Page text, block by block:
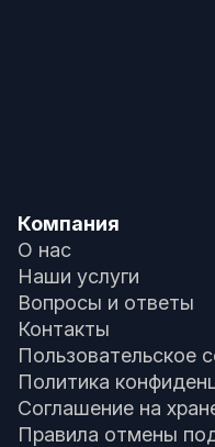
Компания
О нас
Наши услуги
Вопросы и ответы
Контакты
Пользовательское
Политика
Соглашение на
Правила отмены